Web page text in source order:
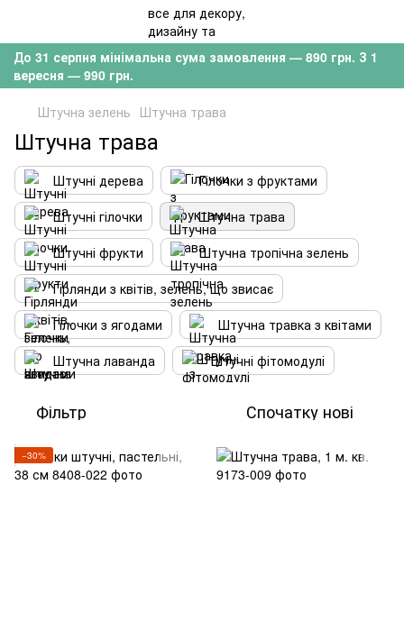
До 31 серпня мінімальна сума замовлення — 890 грн. З 1
вересня — 990 грн.
Штучна зелень Штучна трава
Штучна трава
Штучні дерева
Гілочки з фруктами
Штучні гілочки
Штучна трава
Штучні фрукти
Штучна тропічна зелень
Гірлянди з квітів, зелень, що звисає
Гілочки з ягодами
Штучна травка з квітами
Штучна лаванда
Штучні фітомодулі
Фільтр Спочатку нові
−30%